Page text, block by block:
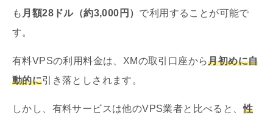
も 月額28ドル（約3,000円） で利用することが可能で
す。
有料VPSの利用料金は、XMの取引口座から月初めに自
動的に引き落としされます。
しかし、有料サービスは他のVPS業者と比べると、性